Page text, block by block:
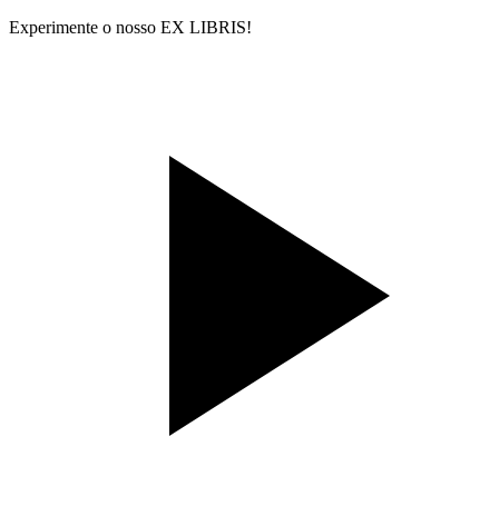
Experimente o nosso EX LIBRIS!